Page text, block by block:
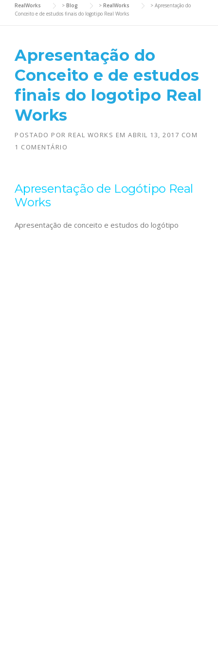
RealWorks > Blog > RealWorks > Apresentação do
Conceito e de estudos finais do logotipo Real Works
Apresentação do
Conceito e de estudos
finais do logotipo Real
Works
POSTADO POR REAL WORKS EM ABRIL 13, 2017 COM
1 COMENTÁRIO
Apresentação de Logótipo Real
Works
Apresentação de conceito e estudos do logótipo